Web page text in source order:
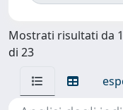
Mostrati risultati da
di 23